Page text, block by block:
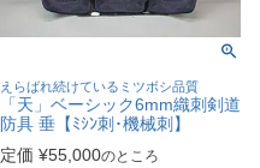
えらばれ続けているミツボシ品質
「天」ベーシック6mm織刺剣道
防具 垂【ﾐｼﾝ刺･機械刺】
定価 ¥55,000のところ